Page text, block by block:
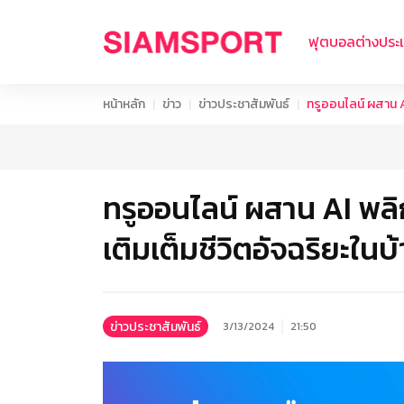
ฟุตบอลต่างปร
หน้าหลัก ข่าว ข่าวประชาสัมพันธ์ ทรูออนไลน์ ผสาน
ทรูออนไลน์ ผสาน AI พ
เติมเต็มชีวิตอัจฉริยะใน
ข่าวประชาสัมพันธ์ 3/13/2024 21:50